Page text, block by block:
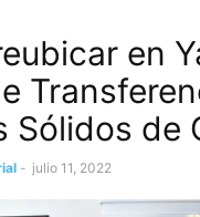
en
Sólidos de
- julio 11, 2022